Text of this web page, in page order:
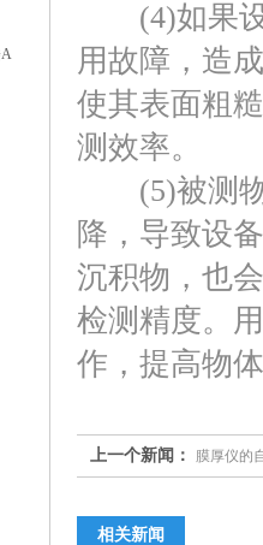
A
(4)如果设
用故障，造
使其表面粗
测效率。
(5)被测物
降，导致设
沉积物，也
检测精度。
作，提高物
上一个新闻： 膜厚仪的
相关新闻